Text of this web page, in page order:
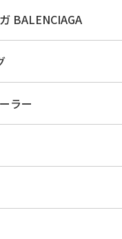
BALENCIAGA
ラー